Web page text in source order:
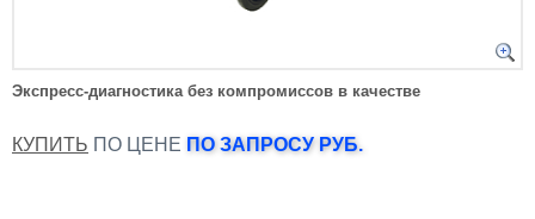
Экспресс-диагностика без компромиссов в качестве
КУПИТЬ ПО ЦЕНЕ ПО ЗАПРОСУ РУБ.